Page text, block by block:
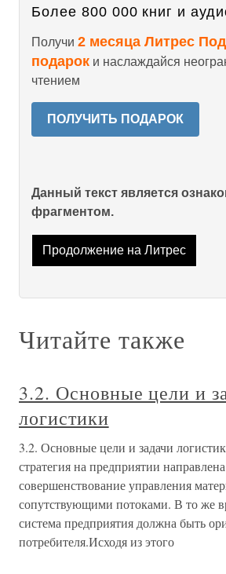
Более 800 000 книг и
Получи 2 месяца Литрес
подарок и наслаждайся
чтением
ПОЛУЧИТЬ ПОДАРОК
Данный текст является
фрагментом.
Продолжение на Литрес
Читайте также
3.2. Основные цели и
логистики
3.2. Основные цели и задачи
стратегия на предприятии
совершенствование управления
сопутствующими потоками. В то же
система предприятия должна быть
потребителя.Исходя из этого